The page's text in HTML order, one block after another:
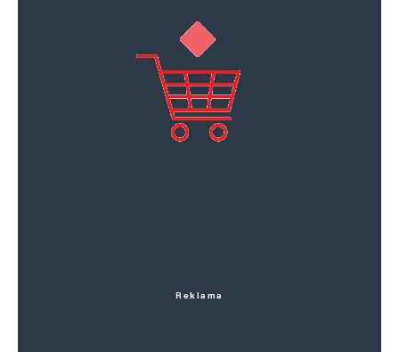
Reklama